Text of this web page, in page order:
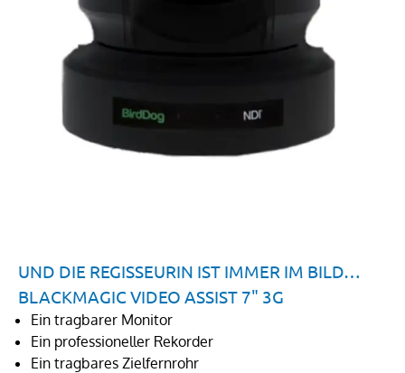
UND DIE REGISSEURIN IST IMMER IM BILD…
BLACKMAGIC VIDEO ASSIST 7" 3G
Ein tragbarer Monitor
Ein professioneller Rekorder
Ein tragbares Zielfernrohr